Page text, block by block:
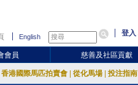
English 登入
會員 慈善及社區貢獻
香港國際馬匹拍賣會 從化馬場 投注指南